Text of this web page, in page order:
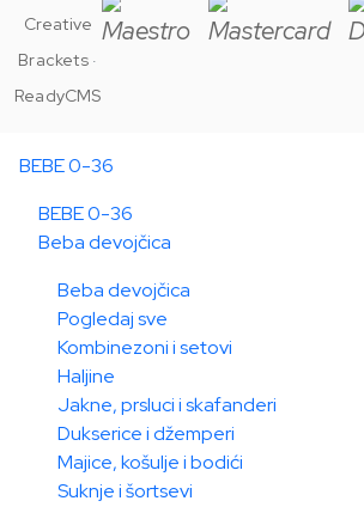
Creative
Brackets·
ReadyCMS
BEBE 0-36
BEBE 0-36
Beba devojčica
Beba devojčica
Pogledaj sve
Kombinezoni i setovi
Haljine
Jakne, prsluci i skafanderi
Dukserice i džemperi
Majice, košulje i bodići
Suknje i šortsevi